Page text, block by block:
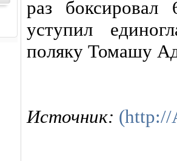
раз
уступил
поляку Томашу
Источник: